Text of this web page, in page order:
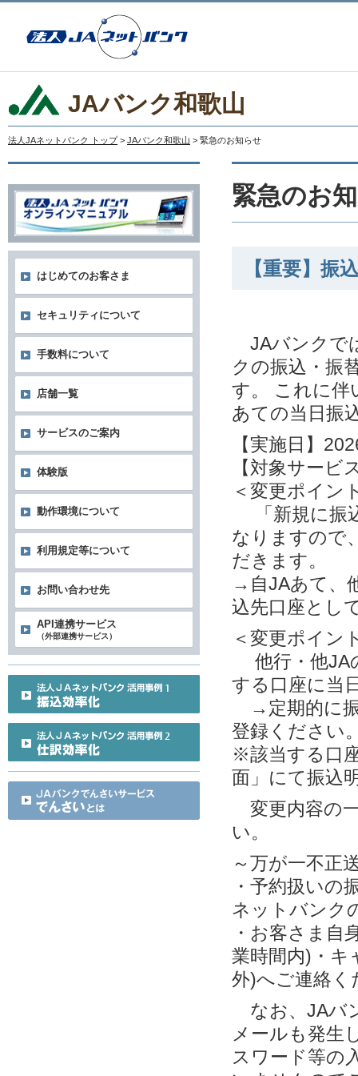
JAバンク和歌山
法人JAネットバンク トップ > JAバンク和歌山 > 緊急のお知らせ
緊急のお
【重要】振
JAバンクで
クの振込・振
す。 これに伴
あての当日振
【実施日】
【対象サービ
＜変更ポイン
「新規に振
なりますので
だきます。
→自JAあて、
込先口座とし
＜変更ポイン
他行・他JA
する口座に当
→定期的に振
登録ください
※該当する口
面」にて振込
変更内容の
い。
～万が一不正
・予約扱いの
ネットバンク
・お客さま自
業時間内)・キ
外)へご連絡く
なお、JAバ
メールも発生
スワード等の
はじめてのお客さま
セキュリティについて
手数料について
店舗一覧
サービスのご案内
体験版
動作環境について
利用規定等について
お問い合わせ先
API連携サービス
（外部連携サービス）